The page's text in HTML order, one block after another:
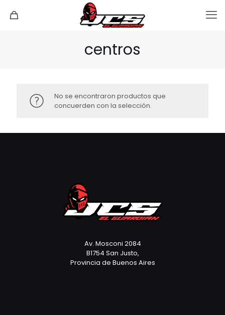
centros
No se encontraron productos que
concuerden con la selección.
Av. Mosconi 2084
B1754 San Justo,
Provincia de Buenos Aires